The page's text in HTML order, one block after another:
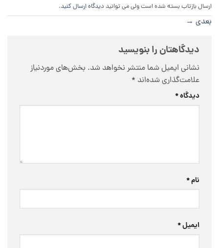
ارسال بازتاب بسته شده است ولی می توانید دیدگاه ارسال کنید.
بعدی →
دیدگاهتان را بنویسید
نشانی ایمیل شما منتشر نخواهد شد. بخش‌های موردنیاز
علامت‌گذاری شده‌اند *
دیدگاه*
نام*
ایمیل*